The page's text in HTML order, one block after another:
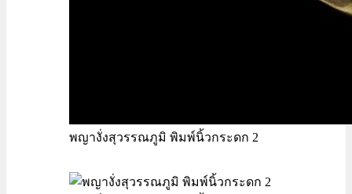
พญางั่งสุวรรณภูมิ พิมพ์นิ้วกระดก 2